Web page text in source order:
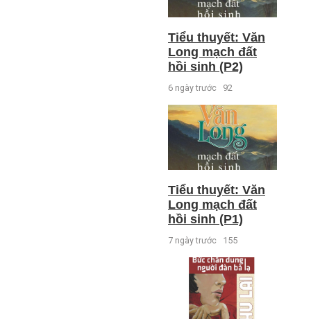
Tiểu thuyết: Văn
Long mạch đất
hồi sinh (P2)
6 ngày trước 92
Tiểu thuyết: Văn
Long mạch đất
hồi sinh (P1)
7 ngày trước 155